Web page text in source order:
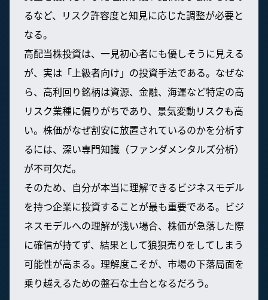
るなど、リスク許容度と知見に応じた調整が必要と
なる。
高配当株投資は、一見初心者にも優しそうに見える
が、実は「上級者向け」の投資手法である。なぜな
ら、高利回り銘柄は資源、金融、海運など特定の高
リスク業種に偏りがちであり、景気変動リスクも高
い。株価がなぜ割安に放置されているのかを分析す
るには、深い専門知識（ファンダメンタルズ分析）
が不可欠だ。
そのため、自分が本当に理解できるビジネスモデル
を持つ企業に投資することが最も重要である。ビジ
ネスモデルへの理解が浅い場合、株価が急落した際
に確信が持てず、結果として狼狽売りをしてしまう
可能性が高まる。理解度こそが、市場の下落局面を
乗り越えるための盤石な土台となるだろう。